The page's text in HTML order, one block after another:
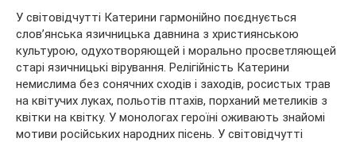
У світовідчутті Катерини гармонійно поєднується
слов’янська язичницька давнина з християнською
культурою, одухотворяющей і морально просветляющей
старі язичницькі вірування. Релігійність Катерини
немислима без сонячних сходів і заходів, росистых трав
на квітучих луках, польотів птахів, порханий метеликів з
квітки на квітку. У монологах героїні оживають знайомі
мотиви російських народних пісень. У світовідчутті